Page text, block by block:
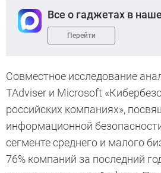
Все о гаджетах в
Перейти
Совместное исследование
TAdviser и Microsoft
российских компаниях»,
информационной
сегменте среднего и малого
76% компаний за последний